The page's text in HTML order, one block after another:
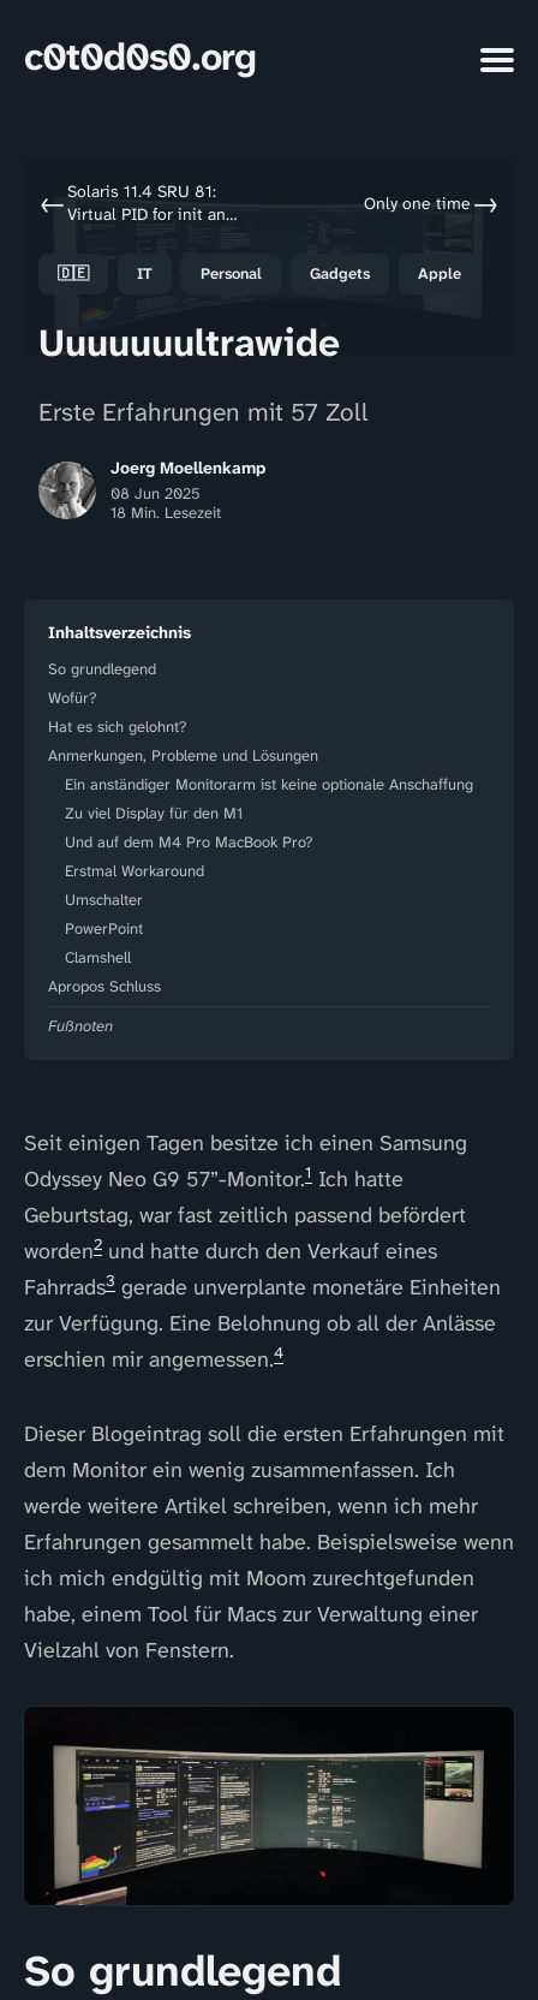
c0t0d0s0.org
←Solaris 11.4 SRU 81:
Virtual PID for init and
Only one time→
🇩🇪 IT Personal Gadgets Apple
Uuuuuuultrawide
Erste Erfahrungen mit 57 Zoll
Joerg Moellenkamp
08 Jun 2025
18 Min. Lesezeit
Inhaltsverzeichnis
So grundlegend
Wofür?
Hat es sich gelohnt?
Anmerkungen, Probleme und Lösungen
Ein anständiger Monitorarm ist keine optionale Anschaffung
Zu viel Display für den M1
Und auf dem M4 Pro MacBook Pro?
Erstmal Workaround
Umschalter
PowerPoint
Clamshell
Apropos Schluss
Fußnoten
Seit einigen Tagen besitze ich einen Samsung
Odyssey Neo G9 57”-Monitor.1 Ich hatte
Geburtstag, war fast zeitlich passend befördert
worden2 und hatte durch den Verkauf eines
Fahrrads3 gerade unverplante monetäre Einheiten
zur Verfügung. Eine Belohnung ob all der Anlässe
erschien mir angemessen.4
Dieser Blogeintrag soll die ersten Erfahrungen mit
dem Monitor ein wenig zusammenfassen. Ich
werde weitere Artikel schreiben, wenn ich mehr
Erfahrungen gesammelt habe. Beispielsweise wenn
ich mich endgültig mit Moom zurechtgefunden
habe, einem Tool für Macs zur Verwaltung einer
Vielzahl von Fenstern.
So grundlegend